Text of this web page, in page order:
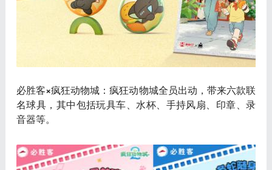
必胜客×疯狂动物城 ：疯狂动物城全员出动，带来六款联
名球具，其中包括玩具车、水杯、手持风扇、印章、录
音器等。